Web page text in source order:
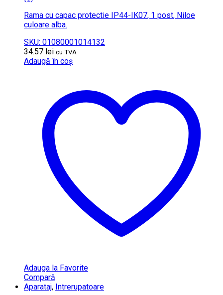
Rama cu capac protectie IP44-IK07, 1 post, Niloe
culoare alba.
SKU: 01080001014132
34.57 lei cu TVA
Adaugă în coș
Adauga la Favorite
Compară
Aparataj, Intrerupatoare